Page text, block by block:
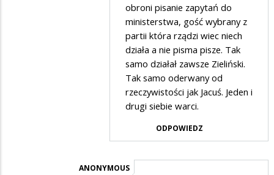
obroni pisanie zapytań do
ministerstwa, gość wybrany z
partii która rządzi wiec niech
działa a nie pisma pisze. Tak
samo działał zawsze Zieliński.
Tak samo oderwany od
rzeczywistości jak Jacuś. Jeden i
drugi siebie warci.
ODPOWIEDZ
ANONYMOUS